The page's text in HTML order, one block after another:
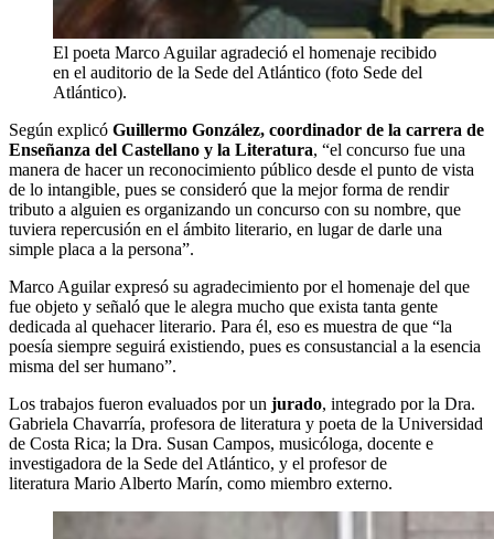
El poeta Marco Aguilar agradeció el homenaje recibido
en el auditorio de la Sede del Atlántico (foto Sede del
Atlántico).
Según explicó Guillermo González, coordinador de la carrera de
Enseñanza del Castellano y la Literatura, “el concurso fue una
manera de hacer un reconocimiento público desde el punto de vista
de lo intangible, pues se consideró que la mejor forma de rendir
tributo a alguien es organizando un concurso con su nombre, que
tuviera repercusión en el ámbito literario, en lugar de darle una
simple placa a la persona”.
Marco Aguilar expresó su agradecimiento por el homenaje del que
fue objeto y señaló que le alegra mucho que exista tanta gente
dedicada al quehacer literario. Para él, eso es muestra de que “la
poesía siempre seguirá existiendo, pues es consustancial a la esencia
misma del ser humano”.
Los trabajos fueron evaluados por un jurado, integrado por la Dra.
Gabriela Chavarría, profesora de literatura y poeta de la Universidad
de Costa Rica; la Dra. Susan Campos, musicóloga, docente e
investigadora de la Sede del Atlántico, y el profesor de
literatura Mario Alberto Marín, como miembro externo.